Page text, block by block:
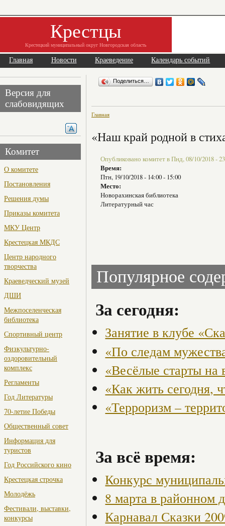
Крестцы
Крестецкий муниципальный округ Новгородская область
Главная Новости Краеведение Календарь событий
Версия для
слабовидящих
Комитет
О комитете
Постановления
Решения думы
Приказы комитета
МКУ Центр
Крестецкая МКДС
Центр народного
творчества
Краеведческий музей
ДШИ
Межпоселенческая
библиотека
Спортивный центр
Физкультурно-
оздоровительный
комплекс
Регламенты
Год Литературы
70-летие Победы
Общественный совет
Информация для
туристов
Год Российского кино
Крестецкая строчка
Молодёжь
Фестивали, выставки,
конкурсы
Поделиться…
Главная
«Наш край родной в
Опубликовано комитет в Пнд, 08/10/2018 -
Время:
Птн, 19/10/2018 - 14:00- 15:00
Место:
Новорахинская библиотека
Литературный час
Популярное
За сегодня:
Занятие в клубе
«По следам
«Весёлые старты на
«Как жить сегодня,
«Терроризм –
За всё время:
Конкурс
8 марта в районном
Карнавал Сказки